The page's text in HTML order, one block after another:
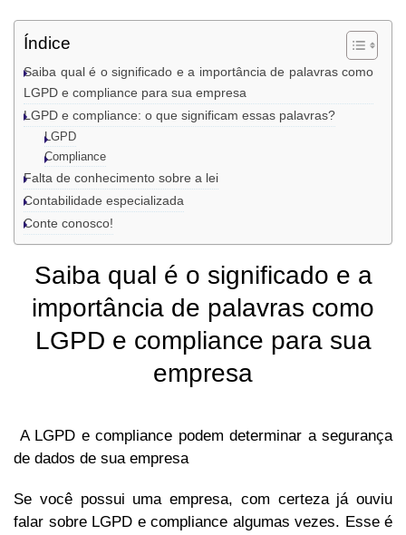
Índice
Saiba qual é o significado e a importância de palavras como
LGPD e compliance para sua empresa
LGPD e compliance: o que significam essas palavras?
LGPD
Compliance
Falta de conhecimento sobre a lei
Contabilidade especializada
Conte conosco!
Saiba qual é o significado e a
importância de palavras como
LGPD e compliance para sua
empresa
A LGPD e compliance podem determinar a segurança
de dados de sua empresa
Se você possui uma empresa, com certeza já ouviu
falar sobre LGPD e compliance algumas vezes. Esse é